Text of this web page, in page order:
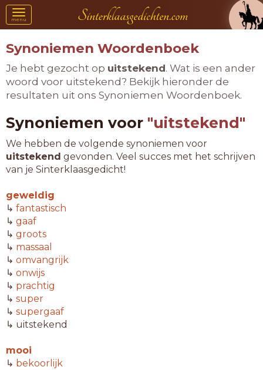
Toggle
navigation
menu
Synoniemen Woordenboek
Je hebt gezocht op uitstekend. Wat is een ander
woord voor uitstekend? Bekijk hieronder de
resultaten uit ons Synoniemen Woordenboek.
Synoniemen voor "uitstekend"
We hebben de volgende synoniemen voor
uitstekend gevonden. Veel succes met het schrijven
van je Sinterklaasgedicht!
geweldig
↳ fantastisch
↳ gaaf
↳ groots
↳ massaal
↳ omvangrijk
↳ onwijs
↳ prachtig
↳ super
↳ supergaaf
↳ uitstekend
mooi
↳ bekoorlijk